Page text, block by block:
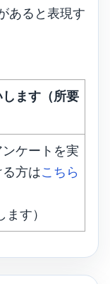
あると表現す
ます（所要
ンケートを実
方はこちら
す）